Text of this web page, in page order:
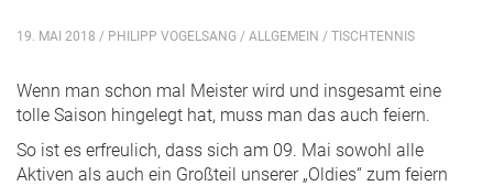
19. MAI 2018 / PHILIPP VOGELSANG / ALLGEMEIN / TISCHTENNIS
Wenn man schon mal Meister wird und insgesamt eine
tolle Saison hingelegt hat, muss man das auch feiern.
So ist es erfreulich, dass sich am 09. Mai sowohl alle
Aktiven als auch ein Großteil unserer „Oldies“ zum feiern